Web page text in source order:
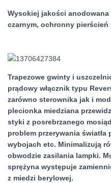
Wysokiej jakości anodowana
czarnym, ochronny pierścień
Trapezowe gwinty i
prądowy włącznik typu
zarówno sterownika jak i
plecionka miedziana
styki z posrebrzanego
problem przerywania światła
wybojach etc. Minimalizują
obwodzie zasilania lampki.
sprężyna występuje
z miedzi berylowej.